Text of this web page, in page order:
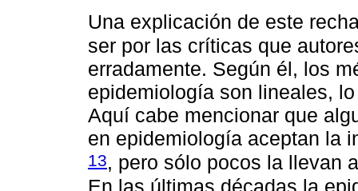
Una explicación de este
ser por las críticas que
erradamente. Según él, los
epidemiología son lineales,
Aquí cabe mencionar que
en epidemiología aceptan la
13, pero sólo pocos la llevan
En las últimas décadas la